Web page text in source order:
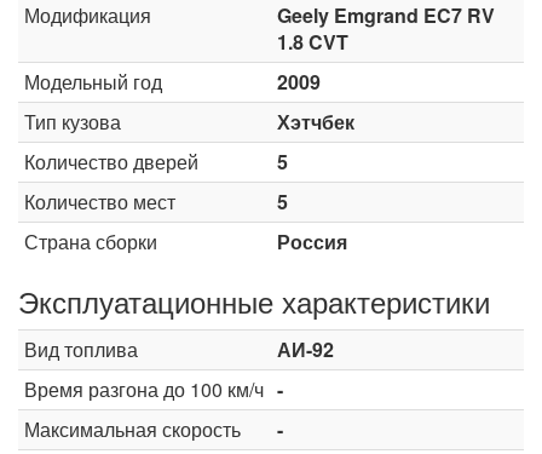
Модификация
Geely Emgrand EC7 RV
1.8 CVT
Модельный год
2009
Тип кузова
Хэтчбек
Количество дверей
5
Количество мест
5
Страна сборки
Россия
Эксплуатационные характеристики
Вид топлива
АИ-92
Время разгона до 100 км/ч -
Максимальная скорость
-